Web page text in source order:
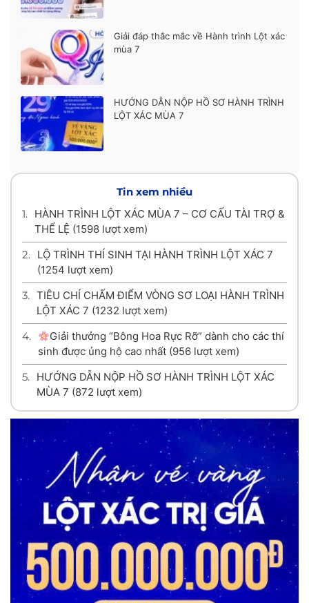
Giải đáp thắc mắc về Hành trình Lột xác
mùa 7
HƯỚNG DẪN NỘP HỒ SƠ HÀNH TRÌNH
LỘT XÁC MÙA 7
Tin xem nhiều
1. HÀNH TRÌNH LỘT XÁC MÙA 7 – CƠ CẤU TÀI TRỢ &
THỂ LỆ (1598 lượt xem)
2.
LỘ TRÌNH THÍ SINH TẠI HÀNH TRÌNH LỘT XÁC 7
(1254 lượt xem)
3. TIÊU CHÍ CHẤM ĐIỂM VÒNG SƠ LOẠI HÀNH TRÌNH
LỘT XÁC 7 (1232 lượt xem)
4.
Giải thưởng “Bông Hoa Rực Rỡ” dành cho các thí
sinh được ủng hộ cao nhất (956 lượt xem)
5. HƯỚNG DẪN NỘP HỒ SƠ HÀNH TRÌNH LỘT XÁC
MÙA 7 (872 lượt xem)